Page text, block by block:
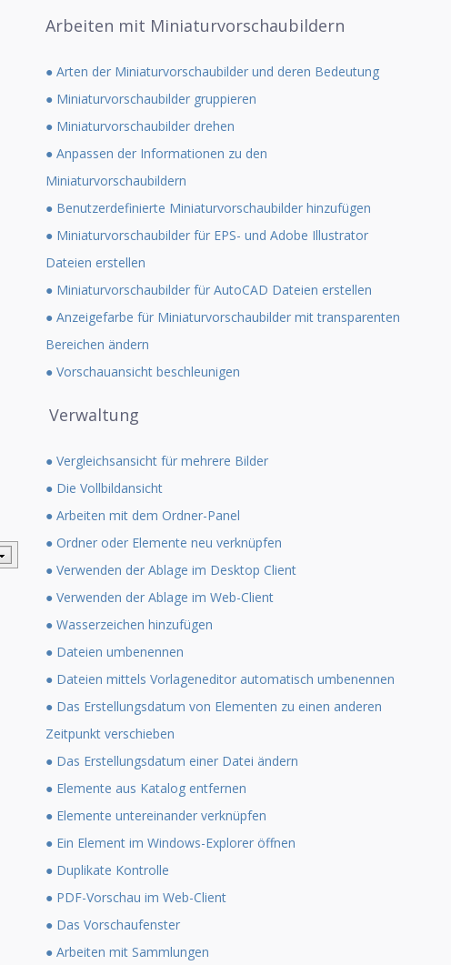
Arbeiten mit Miniaturvorschaubildern
● Arten der Miniaturvorschaubilder und deren Bedeutung
● Miniaturvorschaubilder gruppieren
● Miniaturvorschaubilder drehen
● Anpassen der Informationen zu den
Miniaturvorschaubildern
● Benutzerdefinierte Miniaturvorschaubilder hinzufügen
● Miniaturvorschaubilder für EPS- und Adobe Illustrator
Dateien erstellen
● Miniaturvorschaubilder für AutoCAD Dateien erstellen
● Anzeigefarbe für Miniaturvorschaubilder mit transparenten
Bereichen ändern
● Vorschauansicht beschleunigen
Verwaltung
● Vergleichsansicht für mehrere Bilder
● Die Vollbildansicht
● Arbeiten mit dem Ordner-Panel
● Ordner oder Elemente neu verknüpfen
● Verwenden der Ablage im Desktop Client
● Verwenden der Ablage im Web-Client
● Wasserzeichen hinzufügen
● Dateien umbenennen
● Dateien mittels Vorlageneditor automatisch umbenennen
● Das Erstellungsdatum von Elementen zu einen anderen
Zeitpunkt verschieben
● Das Erstellungsdatum einer Datei ändern
● Elemente aus Katalog entfernen
● Elemente untereinander verknüpfen
● Ein Element im Windows-Explorer öffnen
● Duplikate Kontrolle
● PDF-Vorschau im Web-Client
● Das Vorschaufenster
● Arbeiten mit Sammlungen